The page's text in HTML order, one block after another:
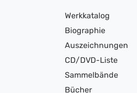
Werkkatalog
Biographie
Auszeichnungen
CD/DVD-Liste
Sammelbände
Bücher